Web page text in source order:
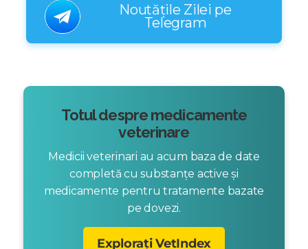
Noutățile Zilei pe
Telegram
Totul despre medicamente
veterinare
Medicii veterinari au acum baza de date
completă cu substanțe active și
medicamente pentru tratamente bazate
pe dovezi.
Explorați VetIndex